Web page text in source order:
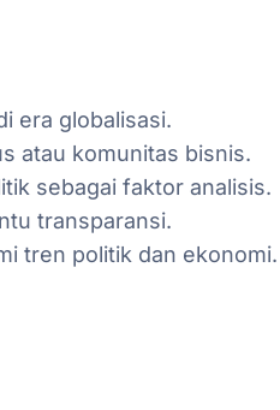
era globalisasi.
atau komunitas bisnis.
sebagai faktor analisis.
transparansi.
tren politik dan ekonomi.